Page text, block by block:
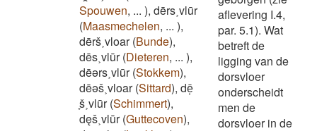
Spouwen, ... ), dērs˲vlūr
(Maasmechelen, ... ),
dērš˲vloar(Bunde),
dēs˲vlūr(Dieteren, ... ),
dēǝrs˲vlūr(Stokkem),
dēǝš˲vloar(Sittard), dē̜
̞š˲vlūr(Schimmert),
dęš˲vlūr(Guttecoven),
aflevering I.4,
par. 5.1). Wat
betreft de
ligging van de
dorsvloer
onderscheidt
men de
dorsvloer in de